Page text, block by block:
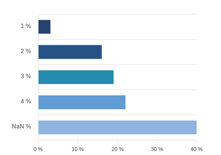
1 %
2 %
3 %
4 %
NaN %
40 %
30 %
20 %
10 %
0 %